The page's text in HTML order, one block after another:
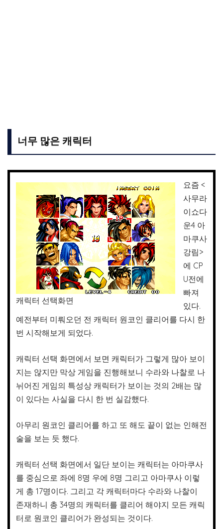
너무 많은 캐릭터
캐릭터 선택화면
요즘 <
사무라
이쇼다
운4 아
마쿠사
강림>
에 CP
U전에
빠져
있다.
예전부터 미뤄오던 전 캐릭터 원코인 클리어를 다시 한
번 시작해보게 되었다.
캐릭터 선택 화면에서 보면 캐릭터가 그렇게 많아 보이
지는 않지만 막상 게임을 진행해보니 수라와 나찰로 나
뉘어진 게임의 특성상 캐릭터가 보이는 것의 2배는 많
이 있다는 사실을 다시 한 번 실감했다.
아무리 원코인 클리어를 하고 또 해도 끝이 없는 인해전
술을 보는 듯 했다.
캐릭터 선택 화면에서 일단 보이는 캐릭터는 아마쿠사
를 중심으로 좌에 8명 우에 8명 그리고 아마쿠사 이렇
게 총 17명이다. 그리고 각 캐릭터마다 수라와 나찰이
존재하니 총 34명의 캐릭터를 클리어 해야지 모든 캐릭
터로 원코인 클리어가 완성되는 것이다.